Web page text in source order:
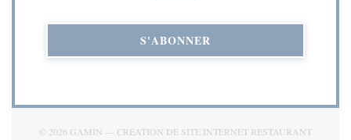
S'ABONNER
© 2026 GAMIN — CRÉATION DE SITE INTERNET RESTAURANT